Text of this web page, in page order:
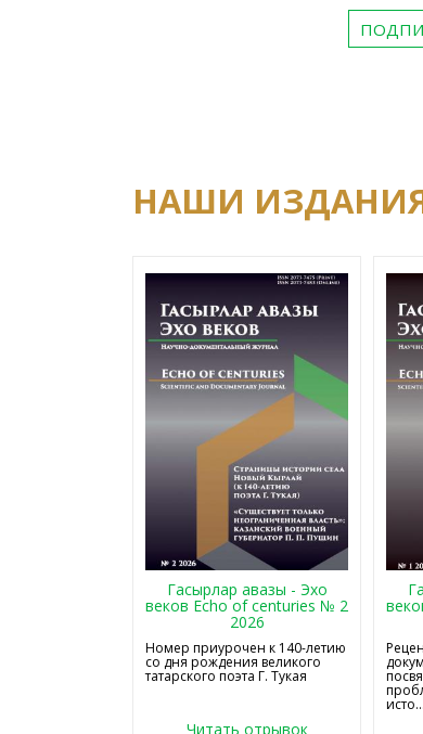
НАШИ
Гасырлар авазы - Эхо
веков Echo of centuries № 2
2026
Номер приурочен к 140-летию
со дня рождения великого
татарского поэта Г. Тукая
Читать отрывок
исто...